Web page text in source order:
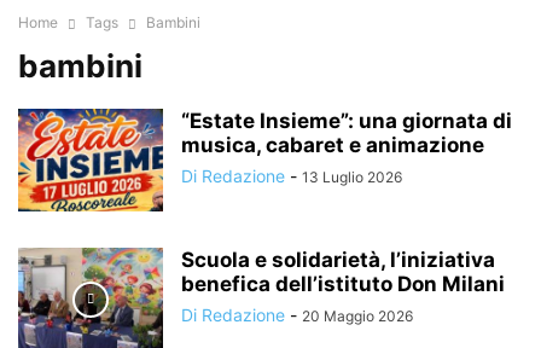
Home Tags Bambini
bambini
“Estate Insieme”: una giornata di
musica, cabaret e animazione
Di Redazione - 13 Luglio 2026
Scuola e solidarietà, l’iniziativa
benefica dell’istituto Don Milani
Di Redazione - 20 Maggio 2026